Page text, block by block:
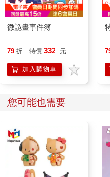
微詭畫事件簿
79 折 特價 332 元
加入購物車
您可能也需要